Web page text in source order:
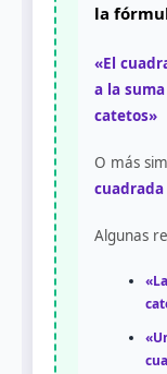
la
«El
a la
catetos»
O más
Algunas